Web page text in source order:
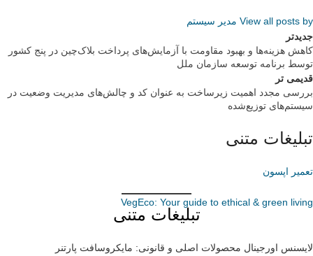
View all posts by مدیر سیستم
جدیدتر
کاهش هزینه‌ها و بهبود مقاومت با آزمایش‌های پرداخت بلاک‌چین در پنج کشور
توسط برنامه توسعه سازمان ملل
قدیمی تر
بررسی مجدد اهمیت زیرساخت به عنوان کد و چالش‌های مدیریت وضعیت در
سیستم‌های توزیع‌شده
تبلیغات متنی
تعمیر اپسون
VegEco: Your guide to ethical & green living
تبلیغات متنی
لایسنس اورجینال محصولات اصلی و قانونی: مایکروسافت پارتنر